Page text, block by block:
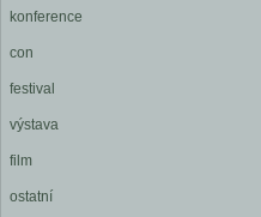
konference
con
festival
výstava
film
ostatní